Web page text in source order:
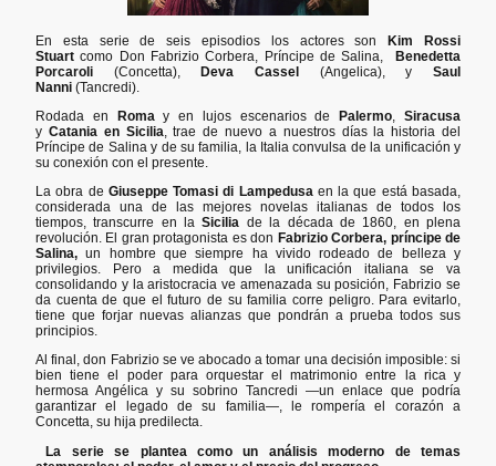
En esta serie de seis episodios los actores sonKim Rossi
Stuartcomo Don Fabrizio Corbera, Príncipe de Salina,Benedetta
Porcaroli (Concetta),Deva Cassel (Angelica), ySaul
Nanni (Tancredi).
Rodada en
Romay en lujos escenarios de Palermo,Siracusa
y Catania en Sicilia, trae de nuevo a nuestros días la historia del
Príncipe de Salina y de su familia, la Italia convulsa de la unificación y
su conexión con el presente.
La obra de Giuseppe Tomasi di Lampedusaen la que está basada,
considerada una de las mejores novelas italianas de todos los
tiempos, transcurre en laSicilia de la década de 1860, en plena
revolución. El gran protagonista es don Fabrizio Corbera, príncipe de
Salina, un hombre que siempre ha vivido rodeado de belleza y
privilegios. Pero a medida que la unificación italiana se va
consolidando y la aristocracia ve amenazada su posición, Fabrizio se
da cuenta de que el futuro de su familia corre peligro. Para evitarlo,
tiene que forjar nuevas alianzas que pondrán a prueba todos sus
principios.
Al final, don Fabrizio se ve abocado a tomar una decisión imposible: si
bien tiene el poder para orquestar el matrimonio entre la rica y
hermosa Angélica y su sobrino Tancredi —un enlace que podría
garantizar el legado de su familia—, le rompería el corazón a
Concetta, su hija predilecta.
La serie se plantea como un análisis moderno de temas